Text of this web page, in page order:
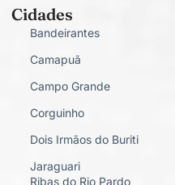
Cidades
Bandeirantes
Camapuã
Campo Grande
Corguinho
Dois Irmãos do Buriti
Jaraguari
Ribas do Rio Pardo